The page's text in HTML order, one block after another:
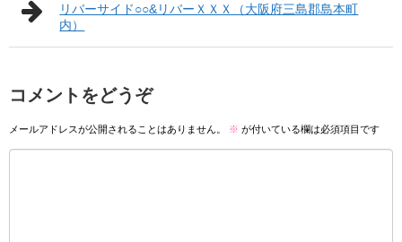
リバーサイド○○&リバーＸＸＸ（大阪府三島郡島本町
内）
コメントをどうぞ
メールアドレスが公開されることはありません。 ※ が付いている欄は必須項目です